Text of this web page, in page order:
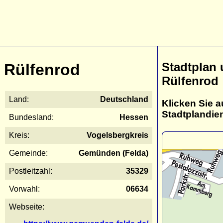
Rülfenrod
Land: Deutschland
Bundesland: Hessen
Kreis: Vogelsbergkreis
Gemeinde: Gemünden (Felda)
Postleitzahl: 35329
Vorwahl: 06634
Webseite:
Stadtplan
Rülfenrod
Klicken Sie